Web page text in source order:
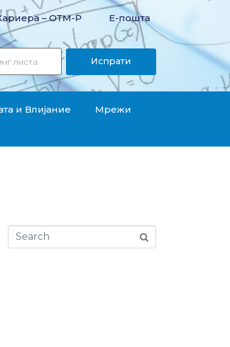
– OТМ-Р Е-пошта
Испрати
и Влијание Мрежи